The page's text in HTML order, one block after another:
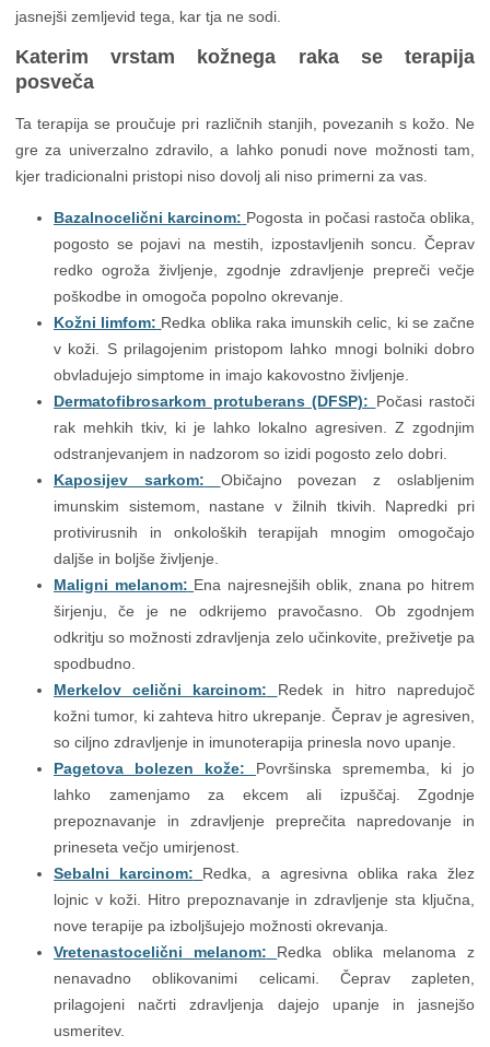
jasnejši zemljevid tega, kar tja ne sodi.
Katerim vrstam kožnega raka se terapija
posveča
Ta terapija se proučuje pri različnih stanjih, povezanih s kožo. Ne
gre za univerzalno zdravilo, a lahko ponudi nove možnosti tam,
kjer tradicionalni pristopi niso dovolj ali niso primerni za vas.
Bazalnocelični karcinom: Pogosta in počasi rastoča oblika,
pogosto se pojavi na mestih, izpostavljenih soncu. Čeprav
redko ogroža življenje, zgodnje zdravljenje prepreči večje
poškodbe in omogoča popolno okrevanje.
Kožni limfom: Redka oblika raka imunskih celic, ki se začne
v koži. S prilagojenim pristopom lahko mnogi bolniki dobro
obvladujejo simptome in imajo kakovostno življenje.
Dermatofibrosarkom protuberans (DFSP): Počasi rastoči
rak mehkih tkiv, ki je lahko lokalno agresiven. Z zgodnjim
odstranjevanjem in nadzorom so izidi pogosto zelo dobri.
Kaposijev sarkom:
Običajno povezan z oslabljenim
imunskim sistemom, nastane v žilnih tkivih. Napredki pri
protivirusnih in onkoloških terapijah mnogim omogočajo
daljše in boljše življenje.
Maligni melanom: Ena najresnejših oblik, znana po hitrem
širjenju, če je ne odkrijemo pravočasno. Ob zgodnjem
odkritju so možnosti zdravljenja zelo učinkovite, preživetje pa
spodbudno.
Merkelov celični karcinom:
Redek in hitro napredujoč
kožni tumor, ki zahteva hitro ukrepanje. Čeprav je agresiven,
so ciljno zdravljenje in imunoterapija prinesla novo upanje.
Pagetova bolezen kože:
Površinska sprememba, ki jo
lahko zamenjamo za ekcem ali izpuščaj. Zgodnje
prepoznavanje in zdravljenje preprečita napredovanje in
prineseta večjo umirjenost.
Sebalni karcinom:
Redka, a agresivna oblika raka žlez
lojnic v koži. Hitro prepoznavanje in zdravljenje sta ključna,
nove terapije pa izboljšujejo možnosti okrevanja.
Vretenastocelični melanom:
Redka oblika melanoma z
nenavadno oblikovanimi celicami. Čeprav zapleten,
prilagojeni načrti zdravljenja dajejo upanje in jasnejšo
usmeritev.